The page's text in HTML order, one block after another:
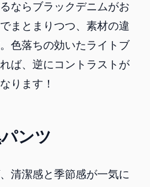
ならブラックデニムがお
まとまりつつ、素材の違
色落ちの効いたライトブ
ば、逆にコントラストが
ります！
ンツ
清潔感と季節感が一気に